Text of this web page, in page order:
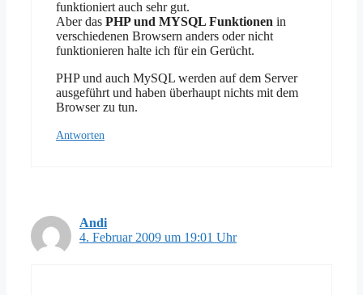
funktioniert auch sehr gut.
Aber das PHP und MYSQL Funktionen in
verschiedenen Browsern anders oder nicht
funktionieren halte ich für ein Gerücht.
PHP und auch MySQL werden auf dem Server
ausgeführt und haben überhaupt nichts mit dem
Browser zu tun.
Antworten
Andi
4. Februar 2009 um 19:01 Uhr